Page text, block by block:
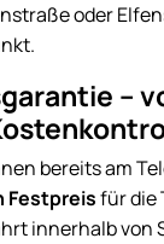
oder
–
bereits am
Festpreisfür die
innerhalb von